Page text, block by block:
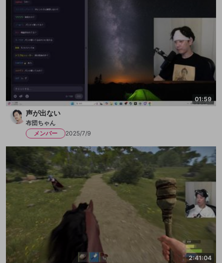
01:59
声が出ない
布団ちゃん
メンバー
2025/7/9
2:41:04